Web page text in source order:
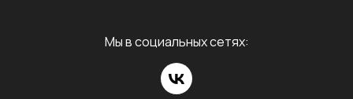
Мы в социальных сетях: